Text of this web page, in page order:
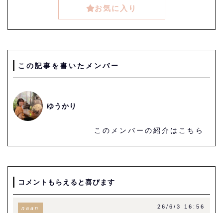
お気に入り
この記事を書いたメンバー
ゆうかり
このメンバーの紹介はこちら
コメントもらえると喜びます
naan 26/6/3 16:56